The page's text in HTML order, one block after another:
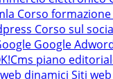
Corso
Corso sul
Google
piano
dinamici Siti